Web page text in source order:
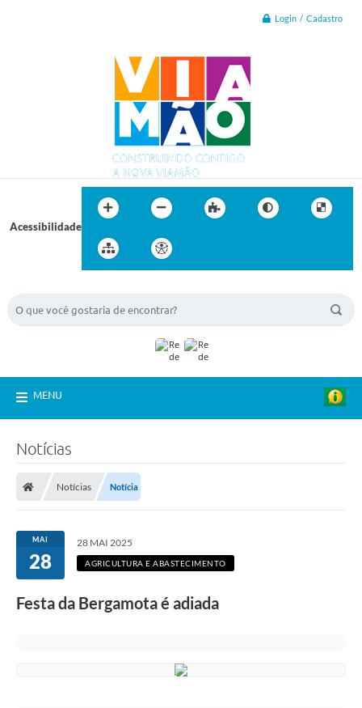
Login / Cadastro
Acessibilidade
MENU
Notícias
Notícias Notícia
MAI
28
28 MAI 2025
AGRICULTURA E ABASTECIMENTO
Festa da Bergamota é adiada